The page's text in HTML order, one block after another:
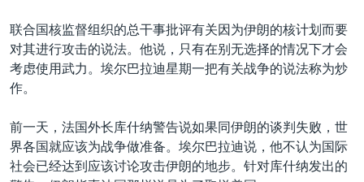
联合国核监督组织的总干事批评有关因为伊朗的核计划而要
对其进行攻击的说法。他说，只有在别无选择的情况下才会
考虑使用武力。埃尔巴拉迪星期一把有关战争的说法称为炒
作。
前一天，法国外长库什纳警告说如果同伊朗的谈判失败，世
界各国就应该为战争做准备。埃尔巴拉迪说，他不认为国际
社会已经达到应该讨论攻击伊朗的地步。针对库什纳发出的